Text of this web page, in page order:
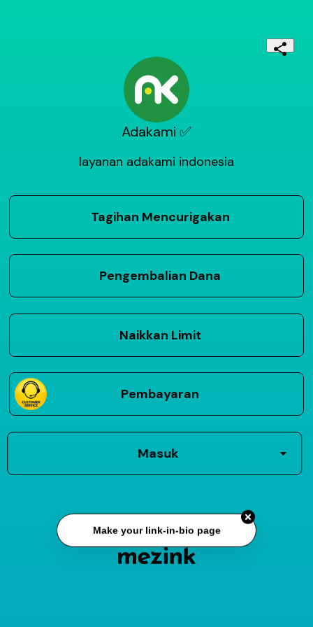
Adakami ✅
layanan adakami indonesia
Tagihan Mencurigakan
Pengembalian Dana
Naikkan Limit
Pembayaran
Masuk
Make your link-in-bio page